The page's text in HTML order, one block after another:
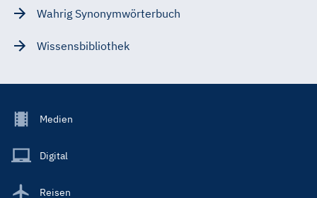
Wahrig Synonymwörterbuch
Wissensbibliothek
Footer
Main
Medien
Digital
Reisen